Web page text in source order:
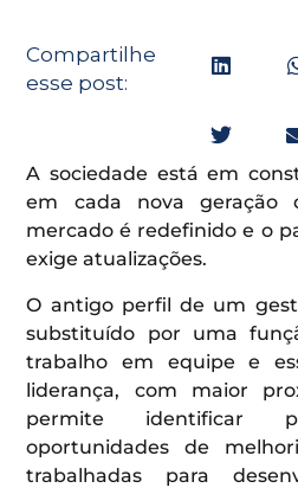
Compartilhe
esse post:
A sociedade está em
em cada nova geração
mercado é redefinido e o
exige atualizações.
O antigo perfil de um
substituído por uma
trabalho em equipe e
liderança, com maior
permite identificar
oportunidades de
trabalhadas para